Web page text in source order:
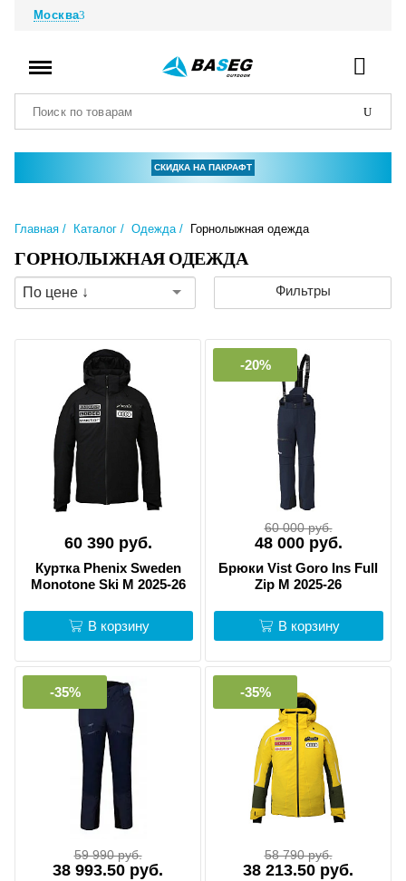
Москва
СКИДКА НА ПАКРАФТ
Главная Каталог Одежда Горнолыжная одежда
ГОРНОЛЫЖНАЯ ОДЕЖДА
По цене ↓ Фильтры
60 390 руб.
Куртка Phenix Sweden
Monotone Ski M 2025-26
В корзину
-20%
60 000 руб.
48 000 руб.
Брюки Vist Goro Ins Full
Zip M 2025-26
В корзину
-35%
59 990 руб.
38 993.50 руб.
-35%
58 790 руб.
38 213.50 руб.